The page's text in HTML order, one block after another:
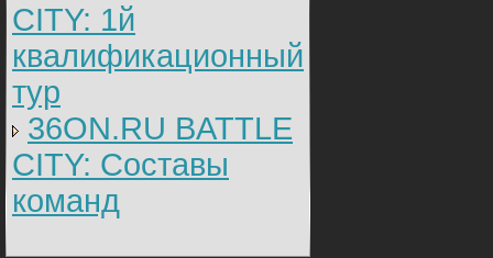
CITY: 1й
квалификационный
тур
36ON.RU BATTLE
CITY: Составы
команд